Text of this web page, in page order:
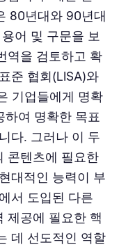
80년대와 90년대
어 및 구문을 보
역을 검토하고 확
준 협회(LISA)와
기업들에게 명확
하여 명확한 목표
다. 그러나 이 두
콘텐츠에 필요한
대적인 능력이 부
서 도입된 다른
제공에 필요한 핵
데 선도적인 역할